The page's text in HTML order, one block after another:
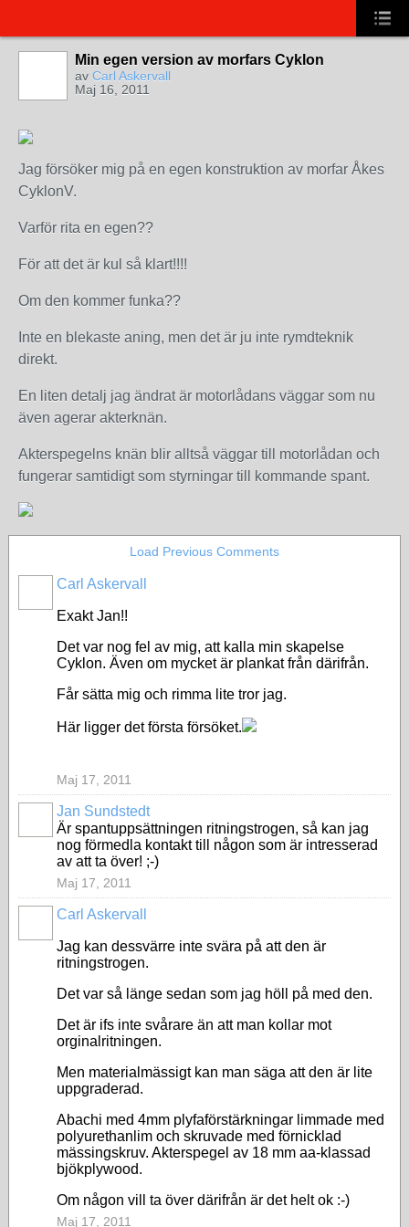
Min egen version av morfars Cyklon
av Carl Askervall
Maj 16, 2011
Jag försöker mig på en egen konstruktion av morfar Åkes
CyklonV.
Varför rita en egen??
För att det är kul så klart!!!!
Om den kommer funka??
Inte en blekaste aning, men det är ju inte rymdteknik
direkt.
En liten detalj jag ändrat är motorlådans väggar som nu
även agerar akterknän.
Akterspegelns knän blir alltså väggar till motorlådan och
fungerar samtidigt som styrningar till kommande spant.
Load Previous Comments
Carl Askervall
Exakt Jan!!
Det var nog fel av mig, att kalla min skapelse
Cyklon. Även om mycket är plankat från därifrån.
Får sätta mig och rimma lite tror jag.
Här ligger det första försöket.
Maj 17, 2011
Jan Sundstedt
Är spantuppsättningen ritningstrogen, så kan jag
nog förmedla kontakt till någon som är intresserad
av att ta över! ;-)
Maj 17, 2011
Carl Askervall
Jag kan dessvärre inte svära på att den är
ritningstrogen.
Det var så länge sedan som jag höll på med den.
Det är ifs inte svårare än att man kollar mot
orginalritningen.
Men materialmässigt kan man säga att den är lite
uppgraderad.
Abachi med 4mm plyfaförstärkningar limmade med
polyurethanlim och skruvade med förnicklad
mässingskruv. Akterspegel av 18 mm aa-klassad
bjökplywood.
Om någon vill ta över därifrån är det helt ok :-)
Maj 17, 2011